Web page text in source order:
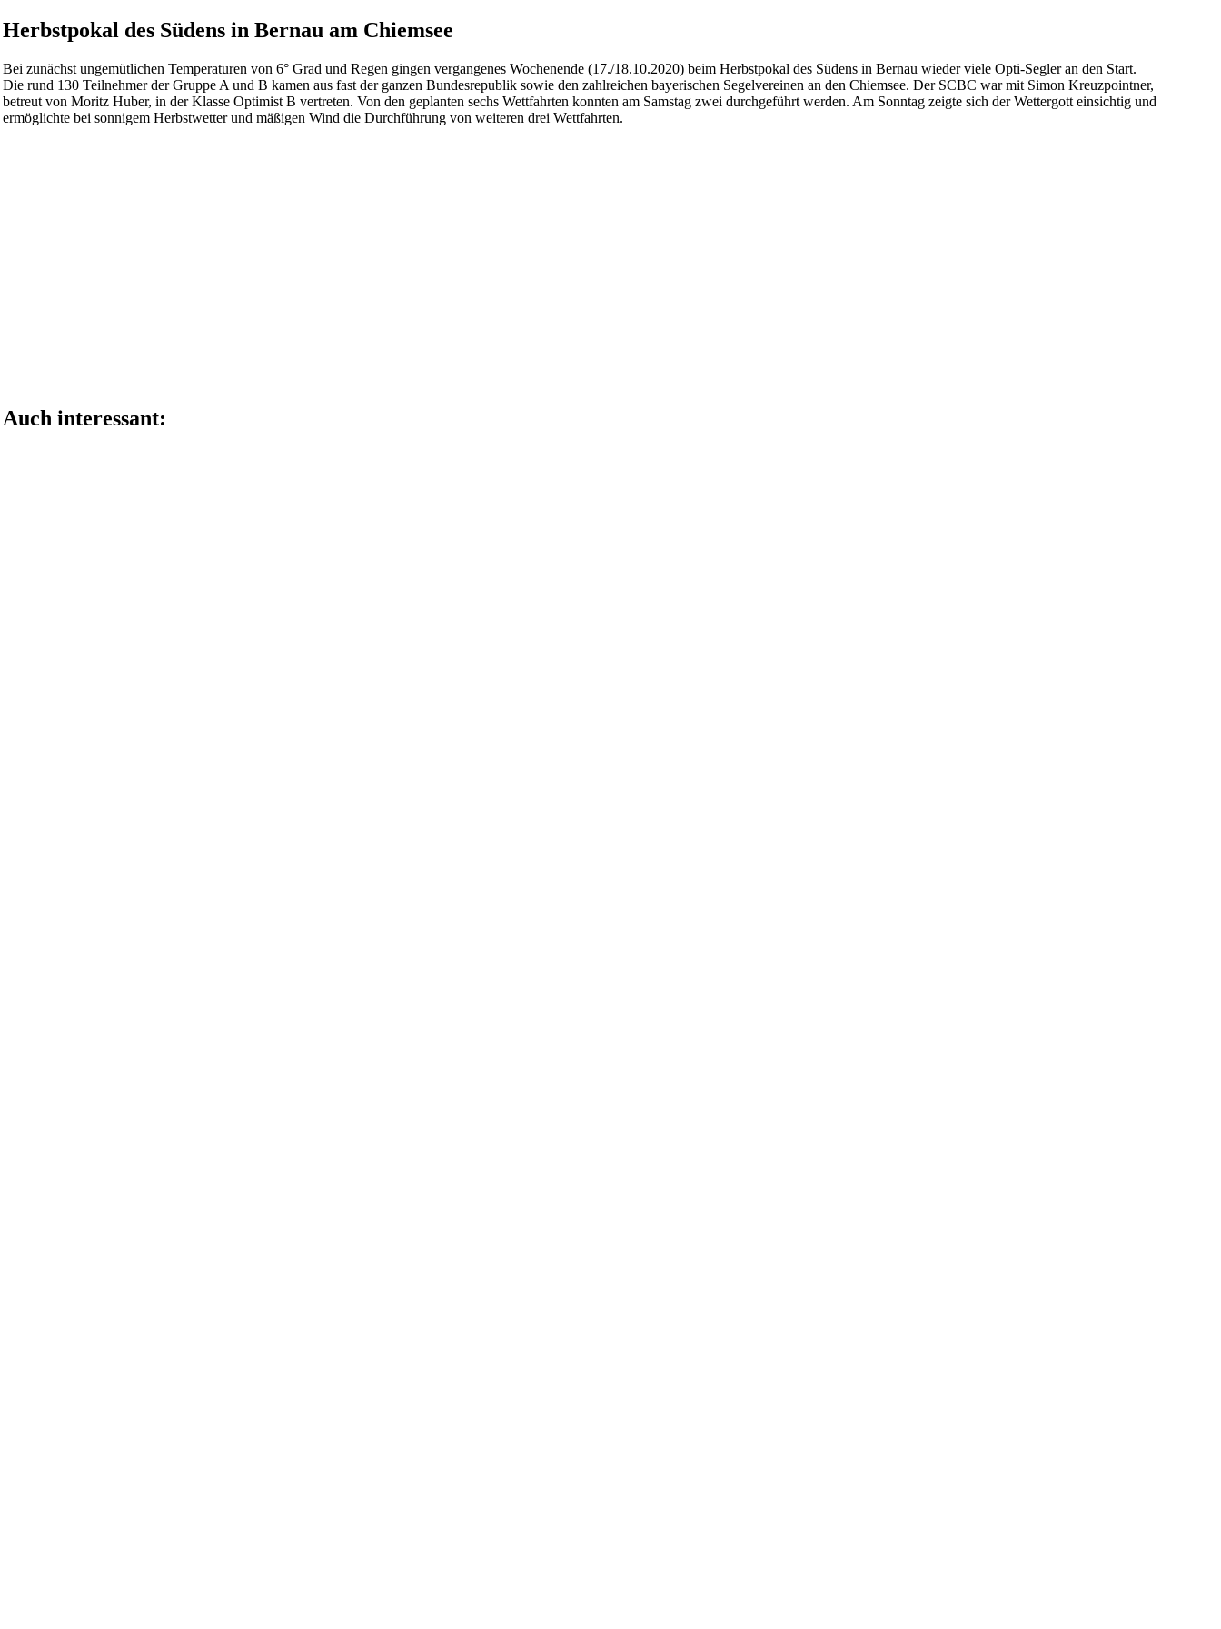
Herbstpokal des Südens in Bernau am Chiemsee
Bei zunächst ungemütlichen Temperaturen von 6° Grad und Regen gingen vergangenes Wochenende (17./18.10.2020) beim Herbstpokal des Südens in Bernau wieder viele Opti-Segler an den Start.
Die rund 130 Teilnehmer der Gruppe A und B kamen aus fast der ganzen Bundesrepublik sowie den zahlreichen bayerischen Segelvereinen an den Chiemsee. Der SCBC war mit Simon Kreuzpointner,
betreut von Moritz Huber, in der Klasse Optimist B vertreten. Von den geplanten sechs Wettfahrten konnten am Samstag zwei durchgeführt werden. Am Sonntag zeigte sich der Wettergott einsichtig und
ermöglichte bei sonnigem Herbstwetter und mäßigen Wind die Durchführung von weiteren drei Wettfahrten.
Auch interessant: